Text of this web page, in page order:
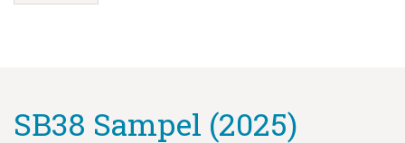
SB38 Sampel (2025)